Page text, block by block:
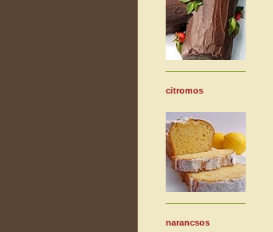
citromos
narancsos